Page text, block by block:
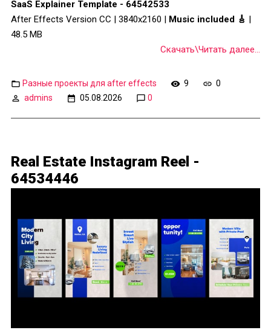
SaaS Explainer Template - 64542533
After Effects Version CC | 3840x2160 | Music included 🎸 |
48.5 MB
Скачать\Читать далее...
Разные проекты для after effects 9
0
admins
05.08.2026 0
Real Estate Instagram Reel -
64534446